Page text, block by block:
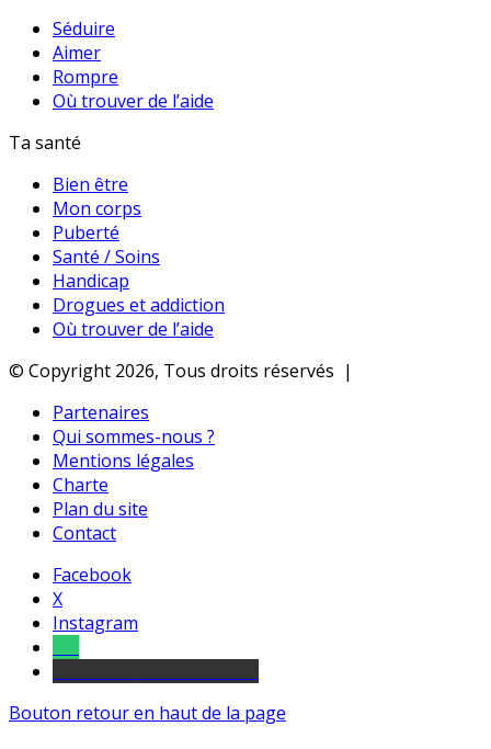
Séduire
Aimer
Rompre
Où trouver de l’aide
Ta santé
Bien être
Mon corps
Puberté
Santé / Soins
Handicap
Drogues et addiction
Où trouver de l’aide
© Copyright 2026, Tous droits réservés |
Partenaires
Qui sommes-nous ?
Mentions légales
Charte
Plan du site
Contact
Facebook
X
Instagram
Bouton retour en haut de la page